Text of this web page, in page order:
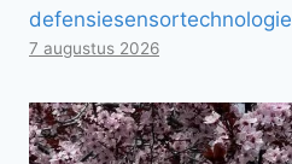
defensiesensortechnologie
7 augustus 2026